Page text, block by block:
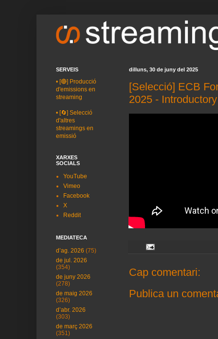
dilluns, 30 de juny del 2025
[Selecció] ECB
2025 -
Cap comentari:
Publica un
SERVEIS
• [🔴] Producció
d'emissions en
streaming
• [🔄] Selecció
d'altres
streamings en
emissió
XARXES
SOCIALS
YouTube
Vimeo
Facebook
X
Reddit
MEDIATECA
d’ag. 2026 (75)
de jul. 2026
(354)
de juny 2026
(278)
de maig 2026
(326)
d’abr. 2026
(303)
de març 2026
(351)